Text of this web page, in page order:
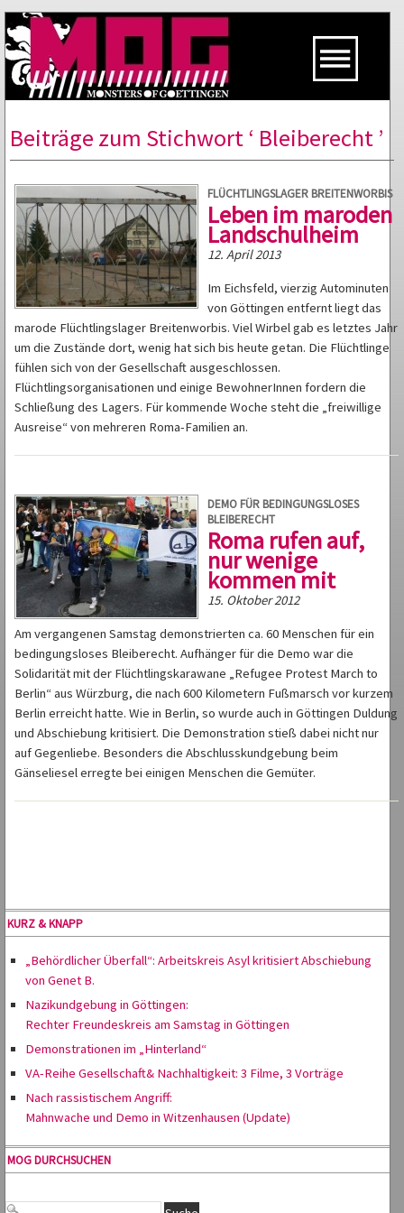
Beiträge zum Stichwort ‘ Bleiberecht ’
FLÜCHTLINGSLAGER BREITENWORBIS
Leben im maroden
Landschulheim
12. April 2013
Im Eichsfeld, vierzig Autominuten
von Göttingen entfernt liegt das
marode Flüchtlingslager Breitenworbis. Viel Wirbel gab es letztes Jahr
um die Zustände dort, wenig hat sich bis heute getan. Die Flüchtlinge
fühlen sich von der Gesellschaft ausgeschlossen.
Flüchtlingsorganisationen und einige BewohnerInnen fordern die
Schließung des Lagers. Für kommende Woche steht die „freiwillige
Ausreise“ von mehreren Roma-Familien an.
DEMO FÜR BEDINGUNGSLOSES
BLEIBERECHT
Roma rufen auf,
nur wenige
kommen mit
15. Oktober 2012
Am vergangenen Samstag demonstrierten ca. 60 Menschen für ein
bedingungsloses Bleiberecht. Aufhänger für die Demo war die
Solidarität mit der Flüchtlingskarawane „Refugee Protest March to
Berlin“ aus Würzburg, die nach 600 Kilometern Fußmarsch vor kurzem
Berlin erreicht hatte. Wie in Berlin, so wurde auch in Göttingen Duldung
und Abschiebung kritisiert. Die Demonstration stieß dabei nicht nur
auf Gegenliebe. Besonders die Abschlusskundgebung beim
Gänseliesel erregte bei einigen Menschen die Gemüter.
KURZ & KNAPP
„Behördlicher Überfall“: Arbeitskreis Asyl kritisiert Abschiebung
von Genet B.
Nazikundgebung in Göttingen:
Rechter Freundeskreis am Samstag in Göttingen
Demonstrationen im „Hinterland“
VA-Reihe Gesellschaft& Nachhaltigkeit: 3 Filme, 3 Vorträge
Nach rassistischem Angriff:
Mahnwache und Demo in Witzenhausen (Update)
MOG DURCHSUCHEN